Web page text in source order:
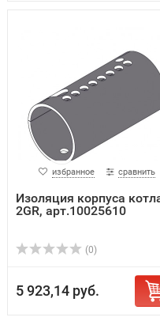
избранное сравнить
Изоляция корпуса
2GR, арт.10025610
(0)
5 923,14 руб.